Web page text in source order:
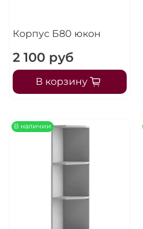
Корпус Б80 юкон
2 100 руб
В корзину
В наличии